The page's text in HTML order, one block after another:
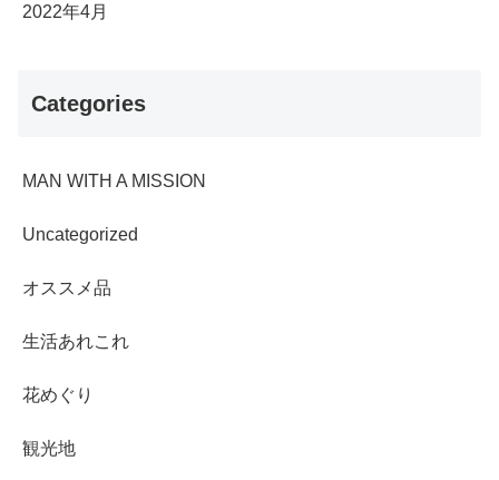
2022年4月
Categories
MAN WITH A MISSION
Uncategorized
オススメ品
生活あれこれ
花めぐり
観光地